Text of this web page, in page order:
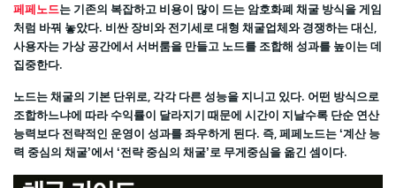
페페노드는 기존의 복잡하고 비용이 많이 드는 암호화폐 채굴 방식을 게임
처럼 바꿔 놓았다. 비싼 장비와 전기세로 대형 채굴업체와 경쟁하는 대신,
사용자는 가상 공간에서 서버룸을 만들고 노드를 조합해 성과를 높이는 데
집중한다.
노드는 채굴의 기본 단위로, 각각 다른 성능을 지니고 있다. 어떤 방식으로
조합하느냐에 따라 수익률이 달라지기 때문에 시간이 지날수록 단순 연산
능력보다 전략적인 운영이 성과를 좌우하게 된다. 즉, 페페노드는 ‘계산 능
력 중심의 채굴’에서 ‘전략 중심의 채굴’로 무게중심을 옮긴 셈이다.